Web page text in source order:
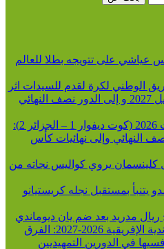
عياشي على تتويجه بطلا للعالم
الوطني لكرة لقدم للسيدات اثر
تأهلهن الى مونديال البرازيل 2027 و إلى الدور نصف النهائي
كأس أمم إفريقيا للسيدات 2026 (كوت ديفوار 1 – الجزائر 2):
النهائي وإلى نهائيات كأس
كلينسمان يروي كواليس نجاته من
يتنبأ بمستقبل نجله كريستيانو
قرعة منافسات ما بين الأندية الإفريقية 2026-2027: الفرق
في الدورين التمهيديين